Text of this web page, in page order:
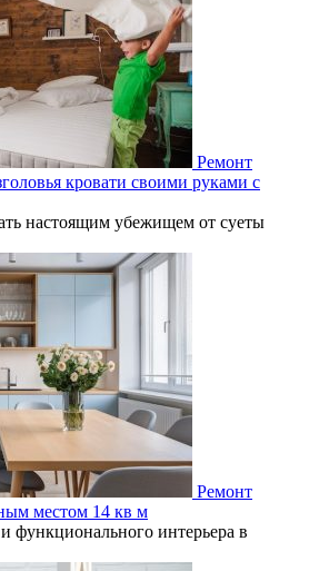
Ремонт
кровати своими руками с
настоящим убежищем от суеты
Ремонт
местом 14 кв м
функционального интерьера в